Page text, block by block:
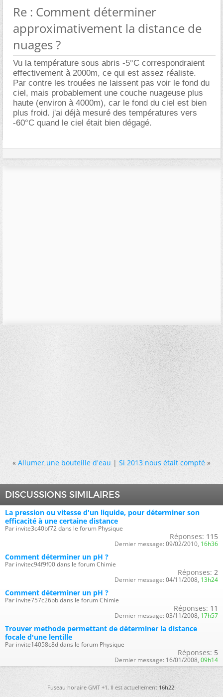
Re : Comment déterminer
approximativement la distance de
nuages ?
Vu la température sous abris -5°C correspondraient
effectivement à 2000m, ce qui est assez réaliste.
Par contre les trouées ne laissent pas voir le fond du
ciel, mais probablement une couche nuageuse plus
haute (environ à 4000m), car le fond du ciel est bien
plus froid. j'ai déjà mesuré des températures vers
-60°C quand le ciel était bien dégagé.
« Allumer une bouteille d'eau|Si 2013 nous était compté »
DISCUSSIONS SIMILAIRES
La pression ou vitesse d'un liquide, pour déterminer son
efficacité à une certaine distance
Par invite3c40bf72 dans le forum Physique
Réponses: 115
Dernier message: 09/02/2010, 16h36
Comment déterminer un pH ?
Par invitec94f9f00 dans le forum Chimie
Réponses: 2
Dernier message: 04/11/2008, 13h24
Comment déterminer un pH ?
Par invite757c26bb dans le forum Chimie
Réponses: 11
Dernier message: 03/11/2008, 17h57
Trouver methode permettant de déterminer la distance
focale d'une lentille
Par invite14058c8d dans le forum Physique
Réponses: 5
Dernier message: 16/01/2008, 09h14
Fuseau horaire GMT +1. Il est actuellement 16h22.